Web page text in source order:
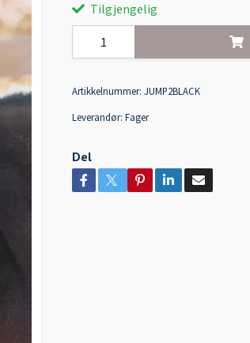
Tilgjengelig
Artikkelnummer: JUMP2BLACK
Leverandør: Fager
Del